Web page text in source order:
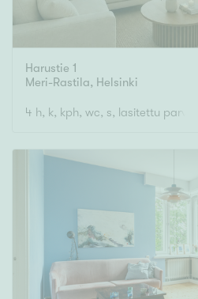
Harustie 1
Meri-Rastila, Helsinki
4 h, k, kph, wc, s, lasitettu parveke